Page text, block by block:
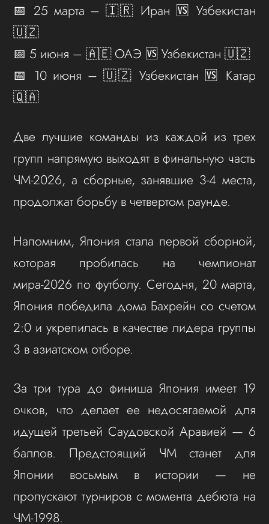
📅 25 марта – 🇮🇷 Иран 🆚 Узбекистан
🇺🇿
📅 5 июня – 🇦🇪 ОАЭ 🆚 Узбекистан 🇺🇿
📅 10 июня – 🇺🇿 Узбекистан 🆚 Катар
🇶🇦
Две лучшие команды из каждой из трех
групп напрямую выходят в финальную часть
ЧМ-2026, а сборные, занявшие 3-4 места,
продолжат борьбу в четвертом раунде.
Напомним, Япония стала первой сборной,
которая пробилась на чемпионат
мира-2026 по футболу. Сегодня, 20 марта,
Япония победила дома Бахрейн со счетом
2:0 и укрепилась в качестве лидера группы
3 в азиатском отборе.
За три тура до финиша Япония имеет 19
очков, что делает ее недосягаемой для
идущей третьей Саудовской Аравией — 6
баллов. Предстоящий ЧМ станет для
Японии восьмым в истории — не
пропускают турниров с момента дебюта на
ЧМ-1998.